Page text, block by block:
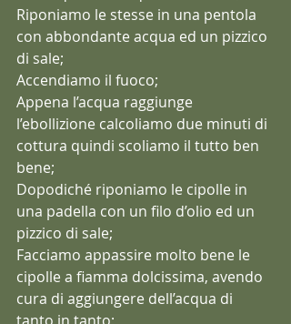
Riponiamo le stesse in una pentola
con abbondante acqua ed un pizzico
di sale;
Accendiamo il fuoco;
Appena l’acqua raggiunge
l’ebollizione calcoliamo due minuti di
cottura quindi scoliamo il tutto ben
bene;
Dopodiché riponiamo le cipolle in
una padella con un filo d’olio ed un
pizzico di sale;
Facciamo appassire molto bene le
cipolle a fiamma dolcissima, avendo
cura di aggiungere dell’acqua di